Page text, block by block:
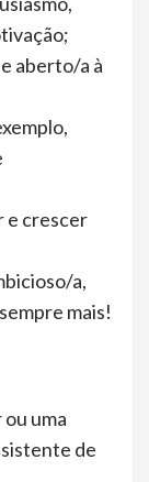
aberto/a à
e crescer
a,
mais!
uma
de